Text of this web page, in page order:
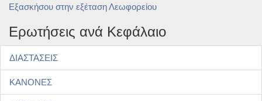
Εξασκήσου στην εξέταση Λεωφορείου
Ερωτήσεις ανά Κεφάλαιο
ΔΙΑΣΤΑΣΕΙΣ
ΚΑΝΟΝΕΣ